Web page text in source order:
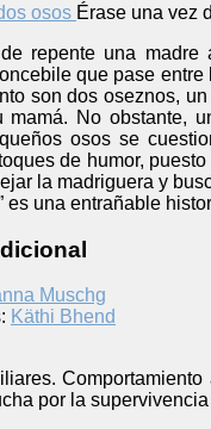
Érase una vez
repente una madre
que pase
son dos oseznos,
mamá. No obstante,
osos se
de humor,
la madriguera y
es una entrañable
Muschg
Käthi Bhend
por la